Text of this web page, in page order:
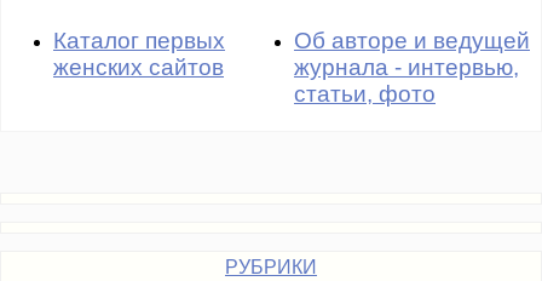
Каталог первых
женских сайтов
Об авторе и ведущей
журнала - интервью,
статьи, фото
РУБРИКИ